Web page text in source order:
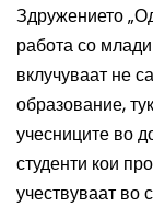
Здружението
работа со
вклучуваат не
образование,
учесниците во
студенти кои
учествуваат во